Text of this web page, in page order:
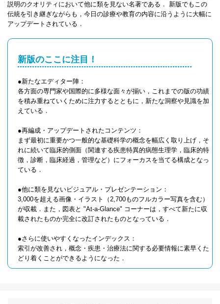
説明のクオリティにおいて他に類を見ない名著である． 新版でもこの
伝統を引き継ぎながらも，今日の診療や教育の内容に沿うように大幅に
アップデートされている．
新版のここに注目！
●新たなエディター陣：
各方面の専門家や国際的に多様な面々が揃い，これまでの版の功績
を積み重ねていくために注力するとともに，新たな洞察や見識を加
えている．
●再編成・アップデートされたコンテンツ：
まず最初に重要かつ一般的な基礎科学の概念を幅広く取り上げ，そ
れに続いて臨床的側面（関連する疾患特異的病態生理学，臨床的特
徴，診断，臨床経過，管理など）にフォーカスを当てる構成となっ
ている．
●他に類を見ないビジュアル・プレゼンテーション：
3,000を超える画像・イラスト（2,700ものフルカラー写真を含む）
が収載．また，図表と "At-a-Glance" コーナーは，すべて新たに収
載されたものか完全に改訂されたものとなっている．
●さらに使いやすくなったインデックス：
索引が改善され，概念・疾患・治療法に関する必要情報に素早くた
どり着くことができるようになった．